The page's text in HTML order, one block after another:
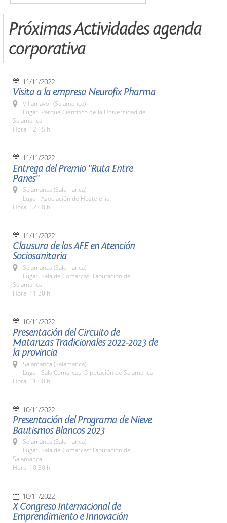
Próximas Actividades agenda
corporativa
11/11/2022
Visita a la empresa Neurofix Pharma
Villamayor (Salamanca)
Lugar: Parque Científico de la Universidad de
Salamanca
Hora: 12:15 h.
11/11/2022
Entrega del Premio "Ruta Entre
Panes"
Salamanca (Salamanca)
Lugar: Asociación de Hostelería
Hora: 12:00 h.
11/11/2022
Clausura de las AFE en Atención
Sociosanitaria
Salamanca (Salamanca)
Lugar: Sala de Comarcas. Diputación de
Salamanca
Hora: 11:30 h.
10/11/2022
Presentación del Circuito de
Matanzas Tradicionales 2022-2023 de
la provincia
Salamanca (Salamanca)
Lugar: Sala Comarcas. Diputación de Salamanca
Hora: 11:00 h.
10/11/2022
Presentación del Programa de Nieve
Bautismos Blancos 2023
Salamanca (Salamanca)
Lugar: Sala de Comarcas: Diputación de
Salamanca
Hora: 10:30 h.
10/11/2022
X Congreso Internacional de
Emprendimiento e Innovación